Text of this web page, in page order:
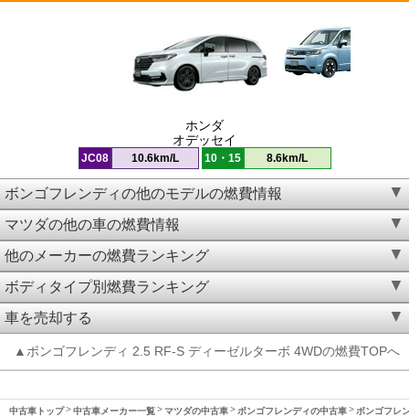
ホンダ
オデッセイ
JC08 10.6km/L 10・15 8.6km/L
ボンゴフレンディの他のモデルの燃費情報
マツダの他の車の燃費情報
他のメーカーの燃費ランキング
ボディタイプ別燃費ランキング
車を売却する
▲ボンゴフレンディ 2.5 RF-S ディーゼルターボ 4WDの燃費TOPへ
中古車トップ 中古車メーカー一覧 マツダの中古車 ボンゴフレンディの中古車 ボンゴフレ